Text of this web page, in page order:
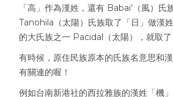
「高」作為漢姓，還有 Babai’（風）氏
Tanohila（太陽）氏族取了「日」做漢
的大氏族之一 Pacidal（太陽），就取了
有時候，原住民族原本的氏族名意思和
有關連的喔！
例如台南新港社的西拉雅族的漢姓「機